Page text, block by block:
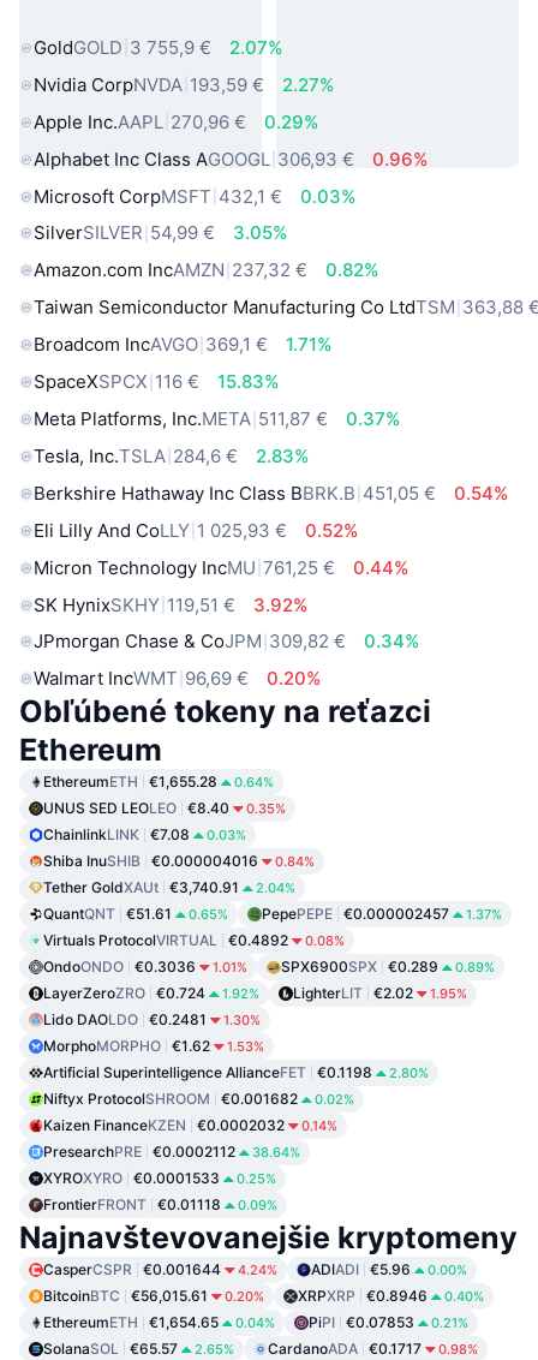
GoldGOLD 3 755,9 €
2.07%
Nvidia CorpNVDA 193,59 €
2.27%
Apple Inc.AAPL 270,96 €
0.29%
Alphabet Inc Class AGOOGL 306,93 €
0.96%
Microsoft CorpMSFT 432,1 €
0.03%
SilverSILVER 54,99 €
3.05%
Amazon.com IncAMZN 237,32 €
0.82%
Taiwan Semiconductor Manufacturing Co LtdTSM 363,88
Broadcom IncAVGO 369,1 €
1.71%
SpaceXSPCX 116 €
15.83%
Meta Platforms, Inc.META 511,87 €
0.37%
Tesla, Inc.TSLA 284,6 €
2.83%
Berkshire Hathaway Inc Class BBRK.B 451,05 €
0.54%
Eli Lilly And CoLLY 1 025,93 €
0.52%
Micron Technology IncMU 761,25 €
0.44%
SK HynixSKHY 119,51 €
3.92%
JPmorgan Chase & CoJPM 309,82 €
0.34%
Walmart IncWMT 96,69 € 0.20%
Obľúbené tokeny na reťazci
Ethereum
EthereumETH €1,655.28 0.64%
UNUS SED LEOLEO €8.40 0.35%
ChainlinkLINK €7.08 0.03%
Shiba InuSHIB €0.000004016 0.84%
Tether GoldXAUt €3,740.91 2.04%
QuantQNT €51.61 0.65% PepePEPE €0.000002457 1.37%
Virtuals ProtocolVIRTUAL €0.4892 0.08%
OndoONDO €0.3036 1.01% SPX6900SPX €0.289 0.89%
LayerZeroZRO €0.724 1.92% LighterLIT €2.02 1.95%
Lido DAOLDO €0.2481 1.30%
MorphoMORPHO €1.62 1.53%
Artificial Superintelligence AllianceFET €0.1198 2.80%
Niftyx ProtocolSHROOM €0.001682 0.02%
Kaizen FinanceKZEN €0.0002032 0.14%
PresearchPRE €0.0002112 38.64%
XYROXYRO €0.0001533 0.25%
FrontierFRONT €0.01118 0.09%
Najnavštevovanejšie kryptomeny
CasperCSPR €0.001644 4.24% ADIADI €5.96 0.00%
BitcoinBTC €56,015.61 0.20% XRPXRP €0.8946 0.40%
EthereumETH €1,654.65 0.04% PiPI €0.07853 0.21%
SolanaSOL €65.57 2.65% CardanoADA €0.1717 0.98%